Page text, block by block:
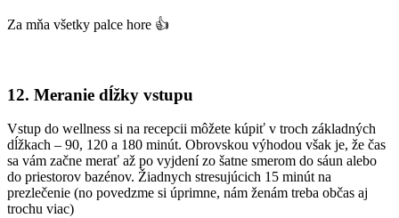
Za mňa všetky palce hore 👍
12. Meranie dĺžky vstupu
Vstup do wellness si na recepcii môžete kúpiť v troch základných
dĺžkach – 90, 120 a 180 minút. Obrovskou výhodou však je, že čas
sa vám začne merať až po vyjdení zo šatne smerom do sáun alebo
do priestorov bazénov. Žiadnych stresujúcich 15 minút na
prezlečenie (no povedzme si úprimne, nám ženám treba občas aj
trochu viac)